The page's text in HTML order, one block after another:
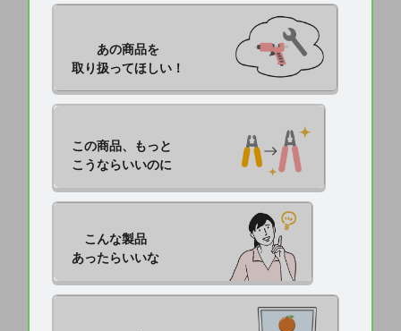
あの商品を
取り扱ってほしい！
この商品、もっと
こうならいいのに
こんな製品
あったらいいな